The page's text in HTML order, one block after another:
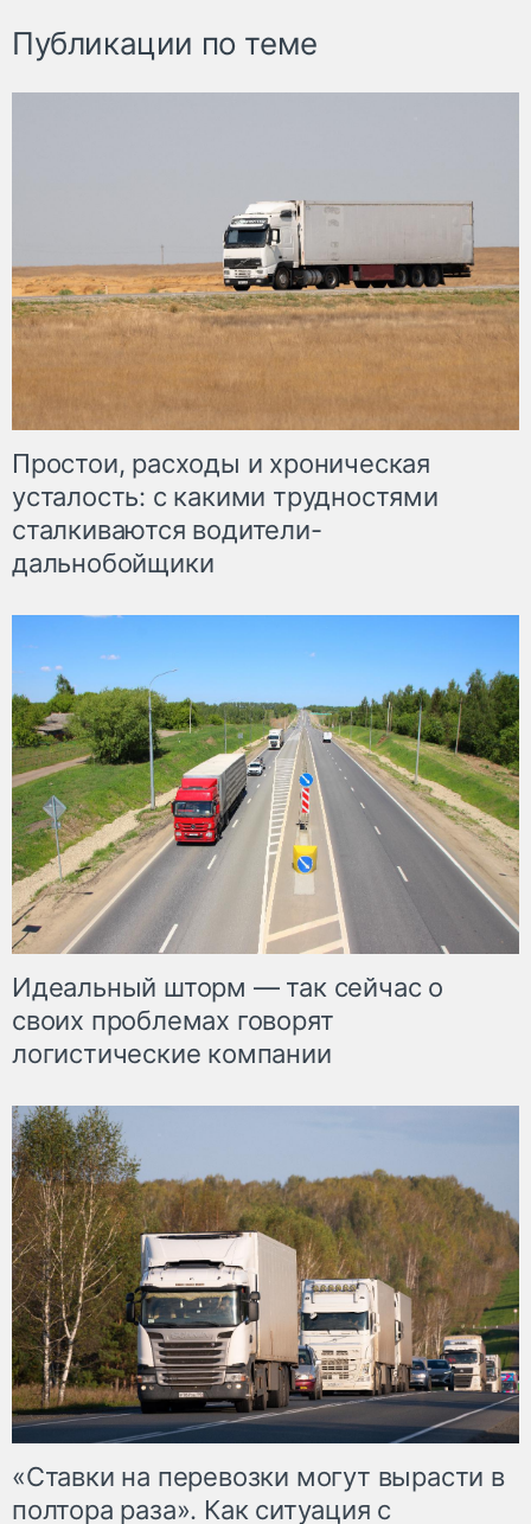
Публикации по теме
Простои, расходы и хроническая
усталость: с какими трудностями
сталкиваются водители-
дальнобойщики
Идеальный шторм — так сейчас о
своих проблемах говорят
логистические компании
«Ставки на перевозки могут вырасти в
полтора раза». Как ситуация с